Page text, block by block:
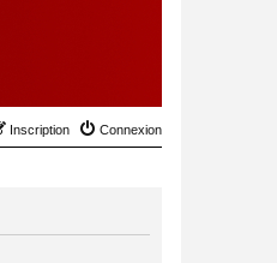
Connexion
Inscription